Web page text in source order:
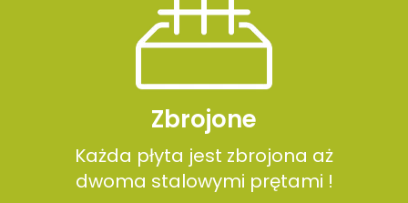
Zbrojone
Każda płyta jest zbrojona aż
dwoma stalowymi prętami !